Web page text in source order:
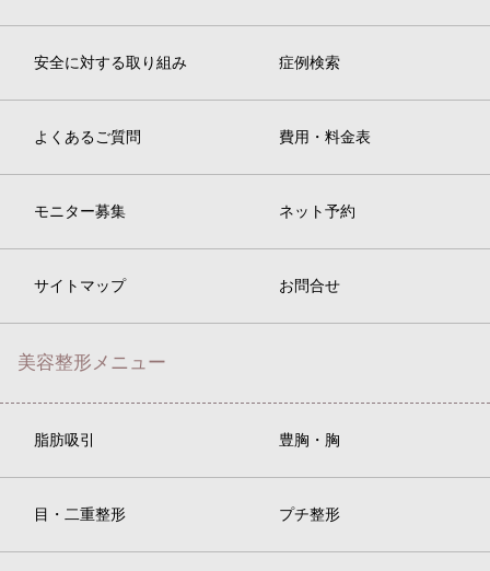
安全に対する取り組み 症例検索
よくあるご質問 費用・料金表
モニター募集 ネット予約
サイトマップ お問合せ
美容整形メニュー
脂肪吸引 豊胸・胸
目・二重整形 プチ整形